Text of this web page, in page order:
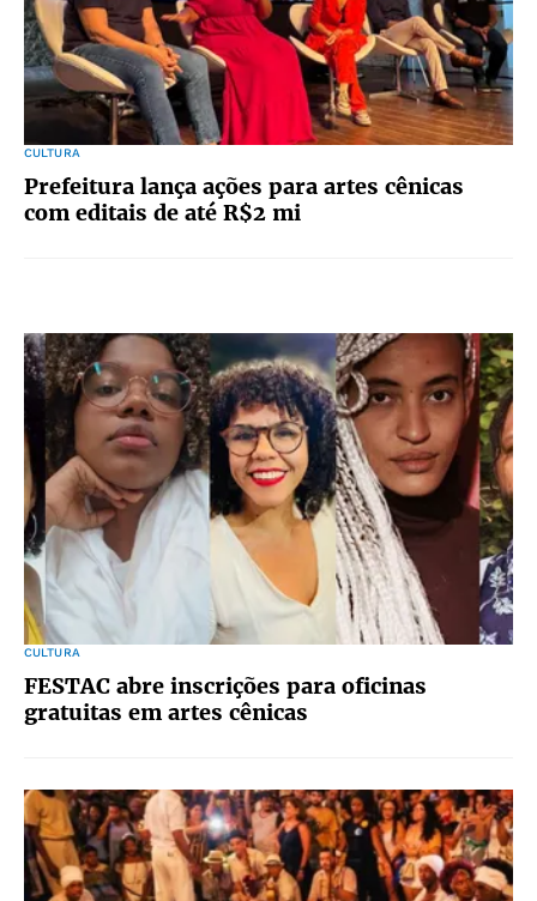
CULTURA
Prefeitura lança ações para artes cênicas
com editais de até R$2 mi
CULTURA
FESTAC abre inscrições para oficinas
gratuitas em artes cênicas